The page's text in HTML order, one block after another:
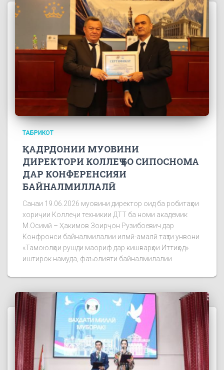
ТАБРИКОТ
ҚАДРДОНИИ МУОВИНИ
ДИРЕКТОРИ КОЛЛЕҶ БО СИПОСНОМА
ДАР КОНФЕРЕНСИЯИ
БАЙНАЛМИЛЛАЛӢ
Санаи 19.06.2026 муовини директор оид ба робитаҳои
хориҷии Коллеҷи техникии ДТТ ба номи академик
М.Осимӣ – Ҳакимов Зоирҷон Рузибоевич дар
Конфронси байналмилалии илмӣ-амалӣ таҳти унвони
«Тамоюлҳои рушди маориф дар кишварҳои Иттиҳод»
иштирок намуда, фаъолияти байналмилалии